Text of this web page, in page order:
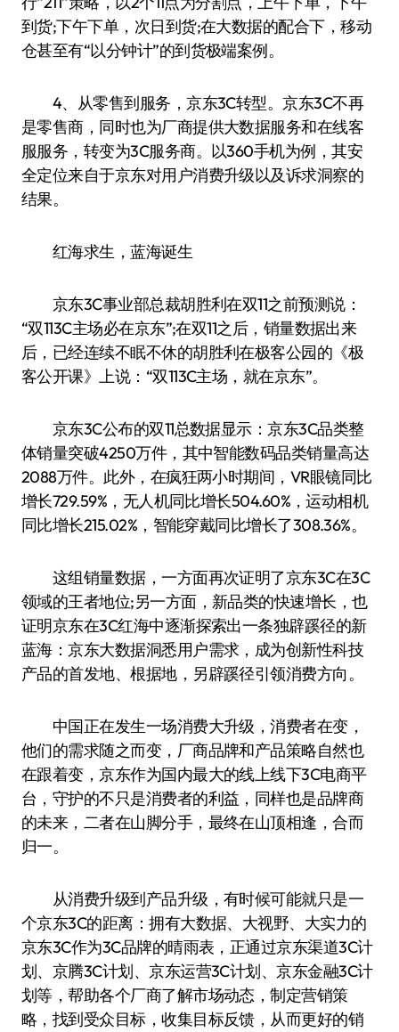
到货;下午下单，次日到货;在大数据的配合下，移动
仓甚至有“以分钟计”的到货极端案例。
4、从零售到服务，京东3C转型。京东3C不再
是零售商，同时也为厂商提供大数据服务和在线客
服服务，转变为3C服务商。以360手机为例，其安
全定位来自于京东对用户消费升级以及诉求洞察的
结果。
红海求生，蓝海诞生
京东3C事业部总裁胡胜利在双11之前预测说：
“双113C主场必在京东”;在双11之后，销量数据出来
后，已经连续不眠不休的胡胜利在极客公园的《极
客公开课》上说：“双113C主场，就在京东”。
京东3C公布的双11总数据显示：京东3C品类整
体销量突破4250万件，其中智能数码品类销量高达
2088万件。此外，在疯狂两小时期间，VR眼镜同比
增长729.59%，无人机同比增长504.60%，运动相机
同比增长215.02%，智能穿戴同比增长了308.36%。
这组销量数据，一方面再次证明了京东3C在3C
领域的王者地位;另一方面，新品类的快速增长，也
证明京东在3C红海中逐渐探索出一条独辟蹊径的新
蓝海：京东大数据洞悉用户需求，成为创新性科技
产品的首发地、根据地，另辟蹊径引领消费方向。
中国正在发生一场消费大升级，消费者在变，
他们的需求随之而变，厂商品牌和产品策略自然也
在跟着变，京东作为国内最大的线上线下3C电商平
台，守护的不只是消费者的利益，同样也是品牌商
的未来，二者在山脚分手，最终在山顶相逢，合而
归一。
从消费升级到产品升级，有时候可能就只是一
个京东3C的距离：拥有大数据、大视野、大实力的
京东3C作为3C品牌的晴雨表，正通过京东渠道3C计
划、京腾3C计划、京东运营3C计划、京东金融3C计
划等，帮助各个厂商了解市场动态，制定营销策
略，找到受众目标，收集目标反馈，从而更好的销